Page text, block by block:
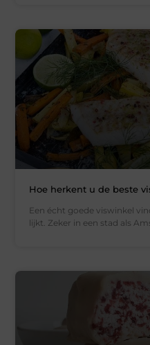
Hoe herkent u de beste
Een écht goede viswinkel
lijkt. Zeker in een stad als